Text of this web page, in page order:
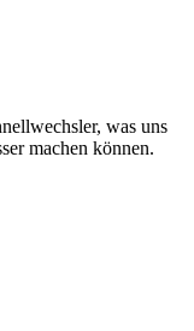
was uns
machen können.